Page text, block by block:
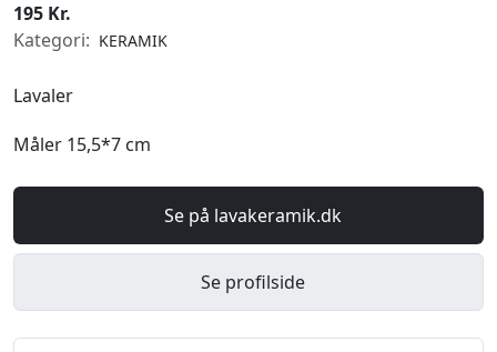
195 Kr.
Kategori: KERAMIK
Lavaler
Måler 15,5*7 cm
Se på lavakeramik.dk
Se profilside